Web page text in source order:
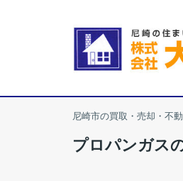
尼崎市の買取・売却・不
プロパンガス